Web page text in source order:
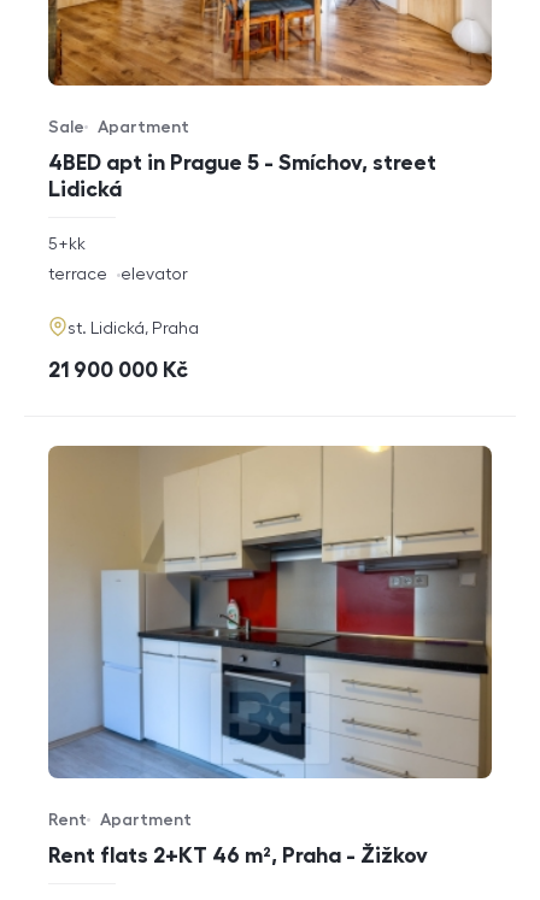
4BED apt in Prague 5 - Smíchov, street
Lidická
Offer type
Sale
Property type
Apartment
rozměry
5+kk
funkce
terrace elevator
adresa
st. Lidická, Praha
cena
21 900 000 Kč
Rent flats 2+KT 46 m², Praha - Žižkov
Offer type
Rent
Property type
Apartment